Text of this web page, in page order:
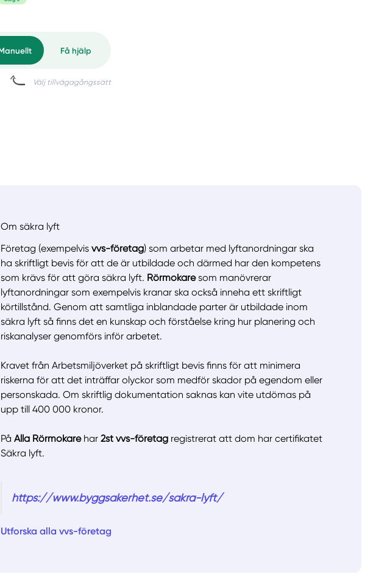
Manuellt Få hjälp
Välj tillvägagångssätt
Om säkra lyft
Företag (exempelvis vvs-företag) som arbetar med lyftanordningar ska
ha skriftligt bevis för att de är utbildade och därmed har den kompetens
som krävs för att göra säkra lyft. Rörmokaresom manövrerar
lyftanordningar som exempelvis kranar ska också inneha ett skriftligt
körtillstånd. Genom att samtliga inblandade parter är utbildade inom
säkra lyft så finns det en kunskap och förståelse kring hur planering och
riskanalyser genomförs inför arbetet.
Kravet från Arbetsmiljöverket på skriftligt bevis finns för att minimera
riskerna för att det inträffar olyckor som medför skador på egendom eller
personskada. Om skriftlig dokumentation saknas kan vite utdömas på
upp till 400 000 kronor.
På Alla Rörmokare har 2st vvs-företag registrerat att dom har certifikatet
Säkra lyft.
https://www.byggsakerhet.se/sakra-lyft/
Utforska alla vvs-företag